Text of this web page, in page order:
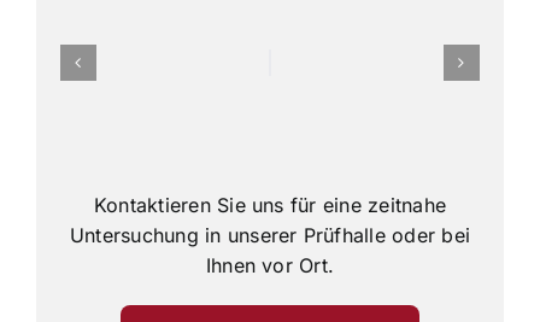
Kontaktieren Sie uns für eine zeitnahe
Untersuchung in unserer Prüfhalle oder bei
Ihnen vor Ort.